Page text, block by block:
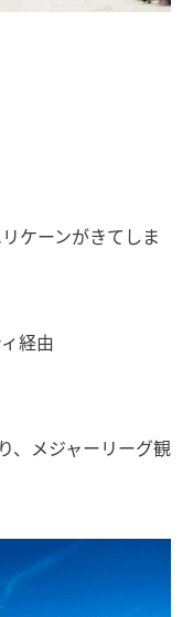
ケーンがきてしま
経由
、メジャーリーグ観